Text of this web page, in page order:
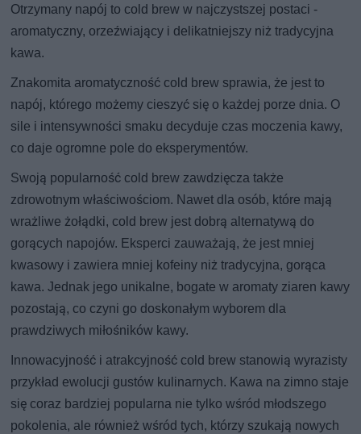
Otrzymany napój to cold brew w najczystszej postaci -
aromatyczny, orzeźwiający i delikatniejszy niż tradycyjna
kawa.
Znakomita aromatyczność cold brew sprawia, że jest to
napój, którego możemy cieszyć się o każdej porze dnia. O
sile i intensywności smaku decyduje czas moczenia kawy,
co daje ogromne pole do eksperymentów.
Swoją popularność cold brew zawdzięcza także
zdrowotnym właściwościom. Nawet dla osób, które mają
wrażliwe żołądki, cold brew jest dobrą alternatywą do
gorących napojów. Eksperci zauważają, że jest mniej
kwasowy i zawiera mniej kofeiny niż tradycyjna, gorąca
kawa. Jednak jego unikalne, bogate w aromaty ziaren kawy
pozostają, co czyni go doskonałym wyborem dla
prawdziwych miłośników kawy.
Innowacyjność i atrakcyjność cold brew stanowią wyrazisty
przykład ewolucji gustów kulinarnych. Kawa na zimno staje
się coraz bardziej popularna nie tylko wśród młodszego
pokolenia, ale również wśród tych, którzy szukają nowych